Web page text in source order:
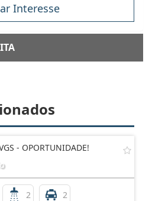
Interesse
- OPORTUNIDADE!
2 2